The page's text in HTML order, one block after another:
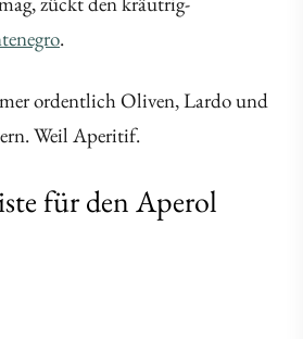
.
ordentlich Oliven, Lardo und
Weil Aperitif.
für den Aperol